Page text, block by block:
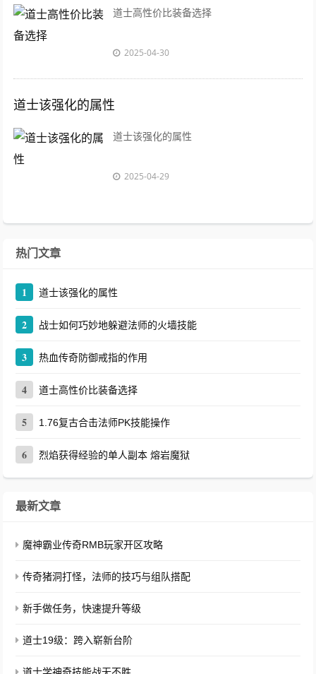
道士高性价比装备选择
2025-04-30
道士该强化的属性
道士该强化的属性
2025-04-29
热门文章
1 道士该强化的属性
2 战士如何巧妙地躲避法师的火墙技能
3 热血传奇防御戒指的作用
4 道士高性价比装备选择
5 1.76复古合击法师PK技能操作
6 烈焰获得经验的单人副本 熔岩魔狱
最新文章
魔神霸业传奇RMB玩家开区攻略
传奇猪洞打怪，法师的技巧与组队搭配
新手做任务，快速提升等级
道士19级：跨入崭新台阶